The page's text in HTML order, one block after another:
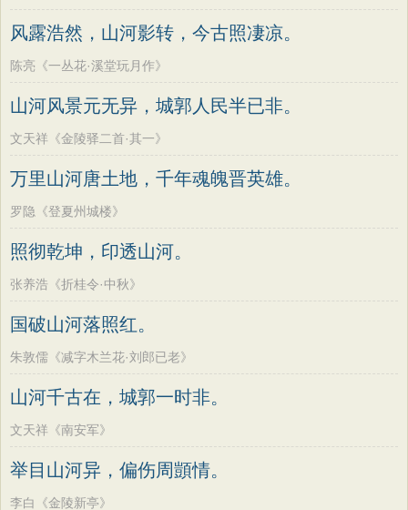
风露浩然，山河影转，今古照凄凉。
陈亮《一丛花·溪堂玩月作》
山河风景元无异，城郭人民半已非。
文天祥《金陵驿二首·其一》
万里山河唐土地，千年魂魄晋英雄。
罗隐《登夏州城楼》
照彻乾坤，印透山河。
张养浩《折桂令·中秋》
国破山河落照红。
朱敦儒《减字木兰花·刘郎已老》
山河千古在，城郭一时非。
文天祥《南安军》
举目山河异，偏伤周顗情。
李白《金陵新亭》